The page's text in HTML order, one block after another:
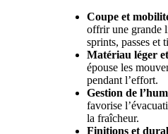
Coupe et
offrir une grande
sprints, passes et
Matériau léger
épouse les
pendant l’effort.
Gestion de
favorise
la fraîcheur.
Finitions et